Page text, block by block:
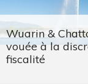
Wuarin &
vouée à la
fiscalité